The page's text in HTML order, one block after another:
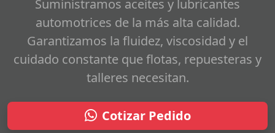
Suministramos aceites y lubricantes
automotrices de la más alta calidad.
Garantizamos la fluidez, viscosidad y el
cuidado constante que flotas, repuesteras y
talleres necesitan.
Cotizar Pedido